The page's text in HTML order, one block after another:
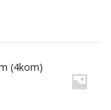
(4kom)